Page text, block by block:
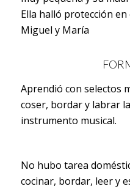
Ella halló protección
Miguel y María
Aprendió con selectos
coser, bordar y labrar
instrumento musical.
No hubo tarea
cocinar, bordar, leer y